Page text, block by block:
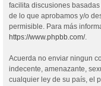
facilita discusiones
de lo que aprobamos y/o
permisible. Para más
https://www.phpbb.com/.
Acuerda no enviar ningun
indecente, amenazante,
cualquier ley de su país, el